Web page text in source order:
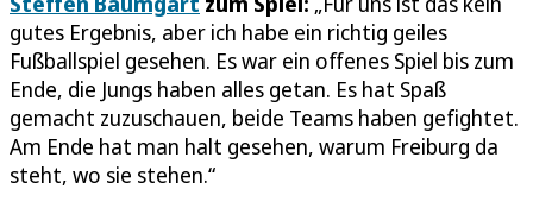
gutes Ergebnis, aber ich habe ein richtig geiles
Fußballspiel gesehen. Es war ein offenes Spiel bis zum
Ende, die Jungs haben alles getan. Es hat Spaß
gemacht zuzuschauen, beide Teams haben gefightet.
Am Ende hat man halt gesehen, warum Freiburg da
steht, wo sie stehen.“